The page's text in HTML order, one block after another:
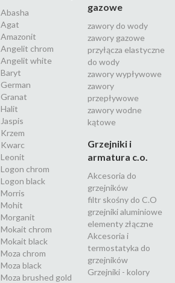
Abasha
Agat
Amazonit
Angelit chrom
Angelit white
Baryt
German
Granat
Halit
Jaspis
Krzem
Kwarc
Leonit
Logon chrom
Logon black
Morris
Mohit
Morganit
Mokait chrom
Mokait black
Moza chrom
Moza black
Moza brushed gold
gazowe
zawory do wody
zawory gazowe
przyłącza elastyczne
do wody
zawory wypływowe
zawory
przepływowe
zawory wodne
kątowe
Grzejniki i
armatura c.o.
Akcesoria do
grzejników
filtr skośny do C.O
grzejniki aluminiowe
elementy złączne
Akcesoria i
termostatyka do
grzejników
Grzejniki - kolory